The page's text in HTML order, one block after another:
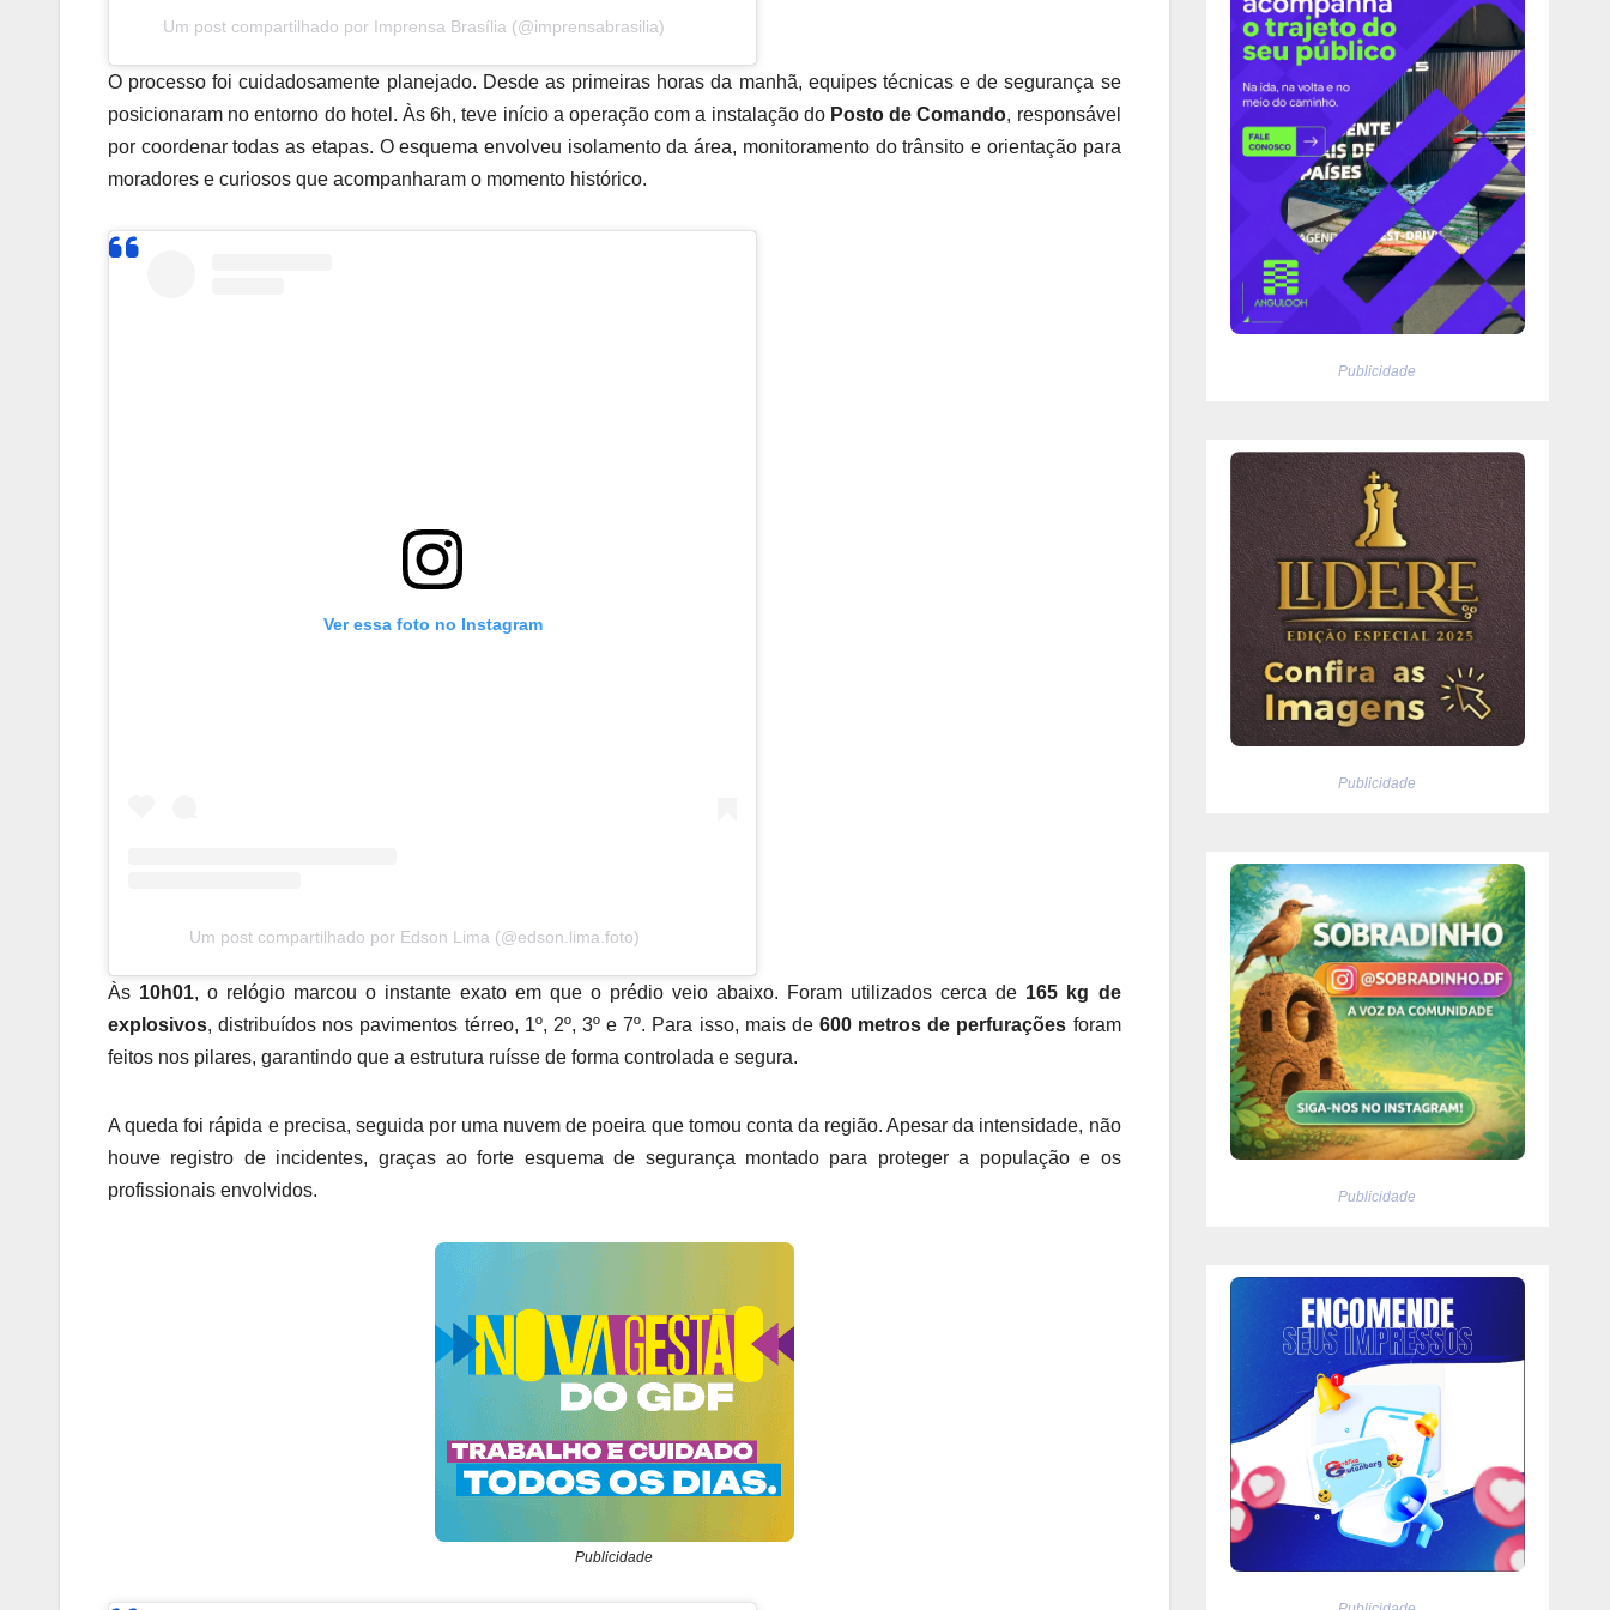
Um post compartilhado por Imprensa Brasília (@imprensabrasilia)
O processo foi cuidadosamente planejado. Desde as primeiras horas da manhã, equipes técnicas e de segurança se
posicionaram no entorno do hotel. Às 6h, teve início a operação com a instalação do Posto de Comando, responsável
por coordenar todas as etapas. O esquema envolveu isolamento da área, monitoramento do trânsito e orientação para
moradores e curiosos que acompanharam o momento histórico.
Ver essa foto no Instagram
Um post compartilhado por Edson Lima (@edson.lima.foto)
Às 10h01, o relógio marcou o instante exato em que o prédio veio abaixo. Foram utilizados cerca de 165 kg de
explosivos, distribuídos nos pavimentos térreo, 1º, 2º, 3º e 7º. Para isso, mais de 600 metros de perfurações foram
feitos nos pilares, garantindo que a estrutura ruísse de forma controlada e segura.
A queda foi rápida e precisa, seguida por uma nuvem de poeira que tomou conta da região. Apesar da intensidade, não
houve registro de incidentes, graças ao forte esquema de segurança montado para proteger a população e os
profissionais envolvidos.
Publicidade
Publicidade
Publicidade
Publicidade